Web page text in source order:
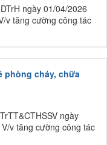
ngày 01/04/2026
v tăng cường công tác
phòng cháy, chữa
ngày
v tăng cường công tác